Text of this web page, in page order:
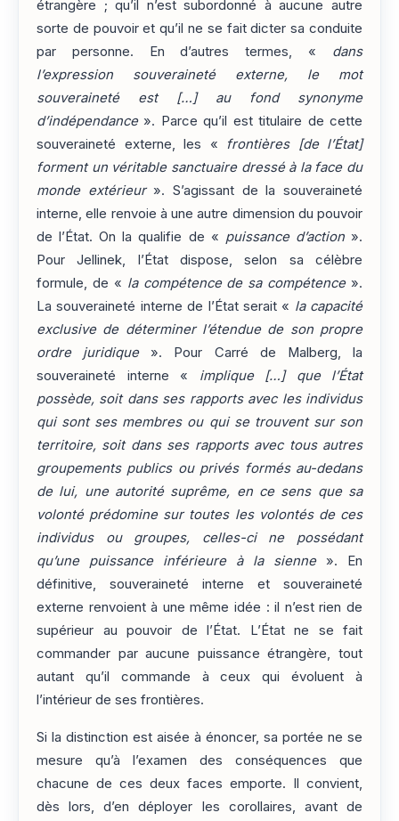
étrangère ; qu’il n’est subordonné à aucune autre
sorte de pouvoir et qu’il ne se fait dicter sa conduite
par personne. En d’autres termes, « dans
l’expression souveraineté externe, le mot
souveraineté est […] au fond synonyme
d’indépendance». Parce qu’il est titulaire de cette
souveraineté externe, les « frontières [de l’État]
forment un véritable sanctuaire dressé à la face du
monde extérieur». S’agissant de la souveraineté
interne, elle renvoie à une autre dimension du pouvoir
de l’État. On la qualifie de « puissance d’action».
Pour Jellinek, l’État dispose, selon sa célèbre
formule, de « la compétence de sa compétence».
La souveraineté interne de l’État serait « la capacité
exclusive de déterminer l’étendue de son propre
ordre juridique». Pour Carré de Malberg, la
souveraineté interne « implique […] que l’État
possède, soit dans ses rapports avec les individus
qui sont ses membres ou qui se trouvent sur son
territoire, soit dans ses rapports avec tous autres
groupements publics ou privés formés au-dedans
de lui, une autorité suprême, en ce sens que sa
volonté prédomine sur toutes les volontés de ces
individus ou groupes, celles-ci ne possédant
qu’une puissance inférieure à la sienne». En
définitive, souveraineté interne et souveraineté
externe renvoient à une même idée : il n’est rien de
supérieur au pouvoir de l’État. L’État ne se fait
commander par aucune puissance étrangère, tout
autant qu’il commande à ceux qui évoluent à
l’intérieur de ses frontières.
Si la distinction est aisée à énoncer, sa portée ne se
mesure qu’à l’examen des conséquences que
chacune de ces deux faces emporte. Il convient,
dès lors, d’en déployer les corollaires, avant de